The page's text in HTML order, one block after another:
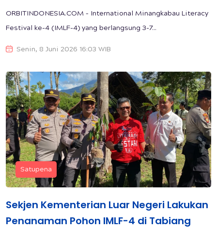
ORBITINDONESIA.COM – International Minangkabau Literacy
Festival ke-4 (IMLF-4) yang berlangsung 3-7...
Senin, 8 Juni 2026 16:03 WIB
Satupena
Sekjen Kementerian Luar Negeri Lakukan
Penanaman Pohon IMLF-4 di Tabiang